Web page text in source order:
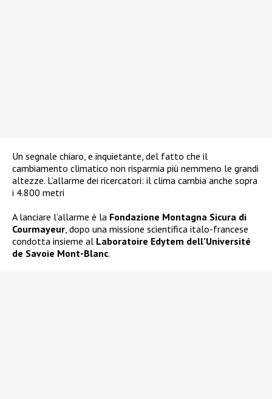
Un segnale chiaro, e inquietante, del fatto che il
cambiamento climatico non risparmia più nemmeno le grandi
altezze. L’allarme dei ricercatori: il clima cambia anche sopra
i 4.800 metri
A lanciare l’allarme è la Fondazione Montagna Sicura di
Courmayeur , dopo una missione scientifica italo-francese
condotta insieme al Laboratoire Edytem dell’Université
de Savoie Mont-Blanc.